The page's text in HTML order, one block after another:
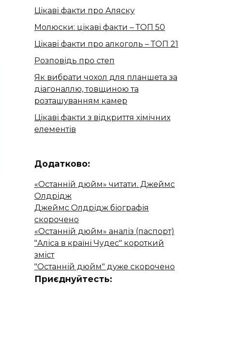
Цікаві факти про Аляску
Молюски: цікаві факти – ТОП 50
Цікаві факти про алкоголь – ТОП 21
Розповідь про степ
Як вибрати чохол для планшета за
діагоналлю, товщиною та
розташуванням камер
Цікаві факти з відкриття хімічних
елементів
Додатково:
«Останній дюйм» читати. Джеймс
Олдрідж
Джеймс Олдрідж біографія
скорочено
«Останній дюйм» аналіз (паспорт)
"Аліса в країні Чудес" короткий
зміст
"Останній дюйм" дуже скорочено
Приєднуйтесть: